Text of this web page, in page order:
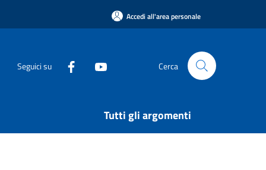
Accedi all'area personale
Seguici su Cerca
Tutti gli argomenti